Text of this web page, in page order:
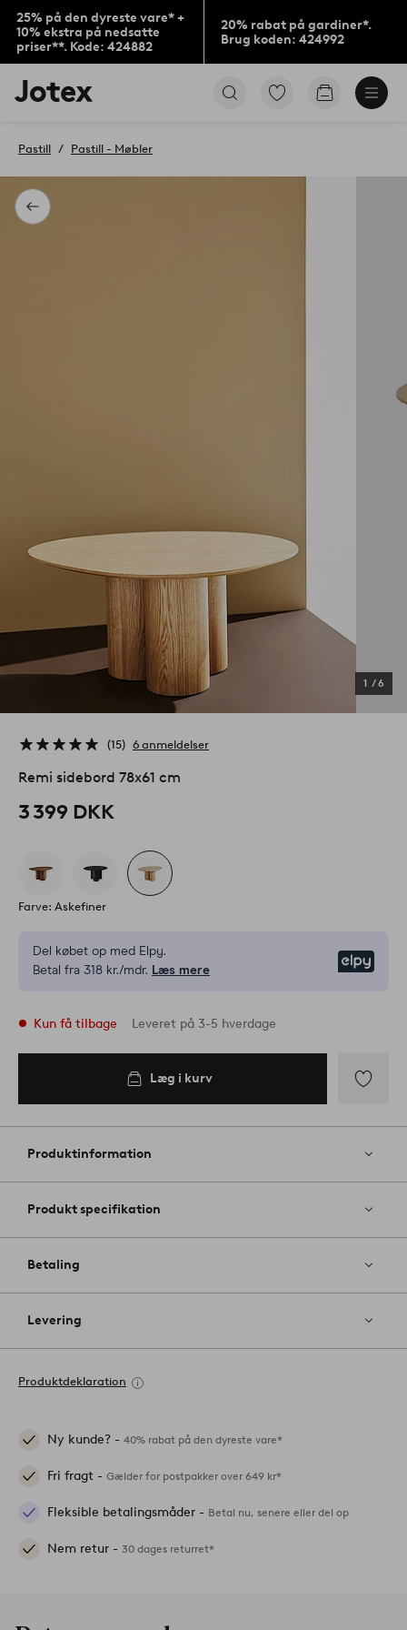
25% på den dyreste vare* +
10% ekstra på nedsatte
priser**. Kode: 424882
20% rabat på gardiner*.
Brug koden: 424992
Jotex
logo
til
Gå
Gå
Tilbage
Pastill Pastill - Møbler
1 /6
15 6 anmeldelser
Remi sidebord 78x61 cm
3 399 DKK
Farve: Askefiner
Del købet op med Elpy.
Betal fra 318 kr./mdr. Læs mere
Kun få tilbage Leveret på 3-5 hverdage
Læg i kurv
til
Produktinformation
Produkt specifikation
Betaling
Levering
Produktdeklaration
Ny kunde? - 40% rabat på den dyreste vare*
Fri fragt - Gælder for postpakker over 649 kr*
Fleksible betalingsmåder - Betal nu, senere eller del op
Nem retur - 30 dages returret*